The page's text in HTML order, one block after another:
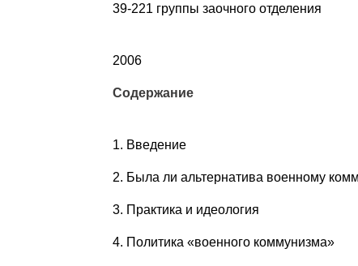
39-221 группы заочного отделения
2006
Содержание
1. Введение
2. Была ли альтернатива военному
3. Практика и идеология
4. Политика «военного коммунизма»